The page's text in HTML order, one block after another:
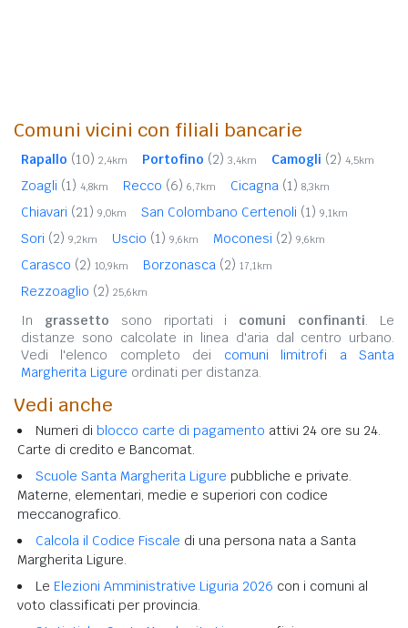
Comuni vicini con filiali bancarie
Rapallo (10) 2,4km Portofino (2) 3,4km Camogli (2) 4,5km
Zoagli (1) 4,8km Recco (6) 6,7km Cicagna (1) 8,3km
Chiavari (21) 9,0km San Colombano Certenoli (1) 9,1km
Sori (2) 9,2km Uscio (1) 9,6km Moconesi (2) 9,6km
Carasco (2) 10,9km Borzonasca (2) 17,1km
Rezzoaglio (2) 25,6km
In grassetto sono riportati i comuni confinanti. Le
distanze sono calcolate in linea d'aria dal centro urbano.
Vedi l'elenco completo dei comuni limitrofi a Santa
Margherita Ligure ordinati per distanza.
Vedi anche
Numeri di blocco carte di pagamento attivi 24 ore su 24.
Carte di credito e Bancomat.
Scuole Santa Margherita Ligure pubbliche e private.
Materne, elementari, medie e superiori con codice
meccanografico.
Calcola il Codice Fiscale di una persona nata a Santa
Margherita Ligure.
Le Elezioni Amministrative Liguria 2026 con i comuni al
voto classificati per provincia.